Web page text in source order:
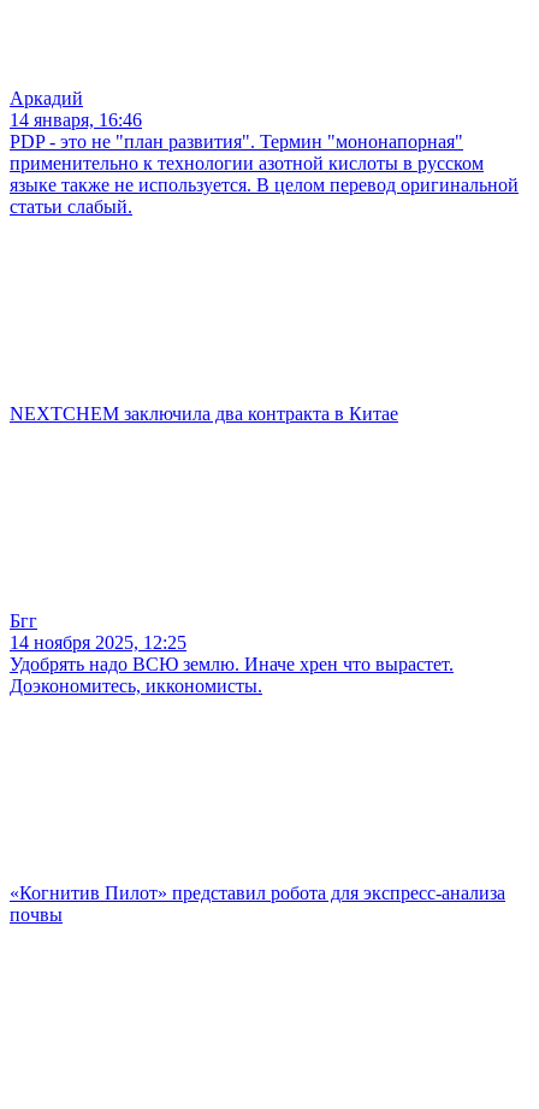
Аркадий
14 января, 16:46
PDP - это не "план развития". Термин "мононапорная"
применительно к технологии азотной кислоты в русском
языке также не используется. В целом перевод оригинальной
статьи слабый.
NEXTCHEM заключила два контракта в Китае
Бгг
14 ноября 2025, 12:25
Удобрять надо ВСЮ землю. Иначе хрен что вырастет.
Доэкономитесь, иккономисты.
«Когнитив Пилот» представил робота для экспресс-анализа
почвы